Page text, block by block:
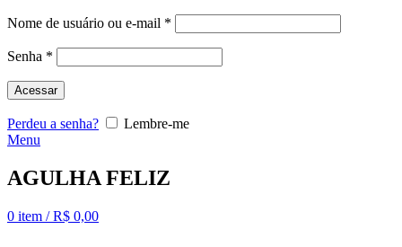
Nome de usuário ou e-mail *
Senha *
Acessar
Perdeu a senha?
Lembre-me
Menu
AGULHA FELIZ
0 item / R$ 0,00